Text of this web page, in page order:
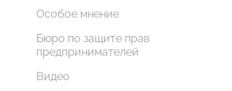
Особое мнение
Бюро по защите прав
предпринимателей
Видео